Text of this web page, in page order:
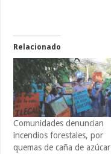
Relacionado
Comunidades denuncian
incendios forestales, por
quemas de caña de azúcar